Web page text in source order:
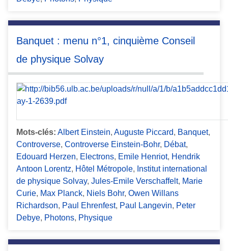
Banquet : menu n°1, cinquième Conseil
de physique Solvay
Mots-clés: Albert Einstein, Auguste Piccard, Banquet,
Controverse, Controverse Einstein-Bohr, Débat,
Edouard Herzen, Electrons, Emile Henriot, Hendrik
Antoon Lorentz, Hôtel Métropole, Institut international
de physique Solvay, Jules-Emile Verschaffelt, Marie
Curie, Max Planck, Niels Bohr, Owen Willans
Richardson, Paul Ehrenfest, Paul Langevin, Peter
Debye, Photons, Physique